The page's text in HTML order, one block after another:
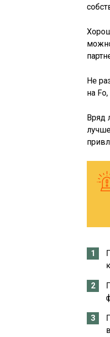
Не
на
Вряд